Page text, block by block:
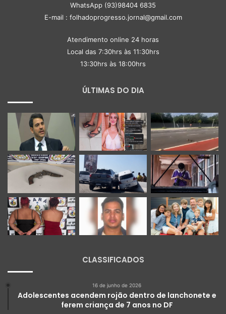
WhatsApp (93)98404 6835
E-mail : folhadoprogresso.jornal@gmail.com
Atendimento online 24 horas
Local das 7:30hrs às 11:30hrs
13:30hrs às 18:00hrs
ÚLTIMAS DO DIA
CLASSIFICADOS
16 de junho de 2026
Adolescentes acendem rojão dentro de lanchonete e
ferem criança de 7 anos no DF